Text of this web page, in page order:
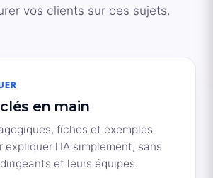
vos clients sur ces sujets.
en main
fiches et exemples
expliquer l'IA simplement, sans
et leurs équipes.